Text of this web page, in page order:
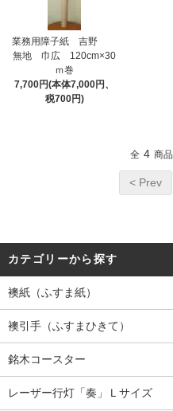
業務用障子紙 吉野
無地 巾広 120cm×30
ｍ巻
7,700円(本体7,000円、
税700円)
全 4 商品
< Prev
カテゴリーから探す
襖紙（ふすま紙）
襖引手（ふすまひきて）
銘木コースター
レーザー行灯「奏」Ｌサイズ